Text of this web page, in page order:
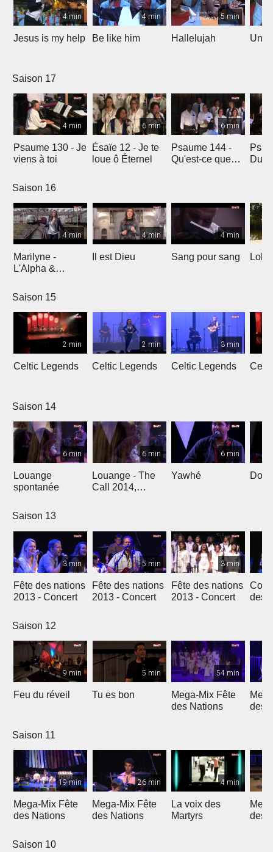
4 min
Jesus is my help
4 min
Be like him
5 min
Hallelujah Un
Saison 17
4 min
Psaume 130 - Je
viens à toi
6 min
Ésaïe 12 - Je te
loue ô Éternel
6 min
Psaume 144 -
Qu'est-ce que
Du
Saison 16
4 min
Marilyne -
L'Alpha &
4 min
Il est Dieu
4 min
Sang pour sang Lola
Saison 15
2 min
Celtic Legends
2 min
Celtic Legends
3 min
Celtic Legends
Saison 14
6 min
Louange
spontanée
6 min
Louange - The
Call 2014,
6 min
Yawhé
Saison 13
3 min
Fête des nations
2013 - Concert
5 min
Fête des nations
2013 - Concert
3 min
Fête des nations
2013 - Concert
des
Saison 12
9 min
Feu du réveil
5 min
Tu es bon
54 min
Mega-Mix Fête
des Nations
des
Saison 11
19 min
Mega-Mix Fête
des Nations
26 min
Mega-Mix Fête
des Nations
4 min
La voix des
Martyrs
des
Saison 10